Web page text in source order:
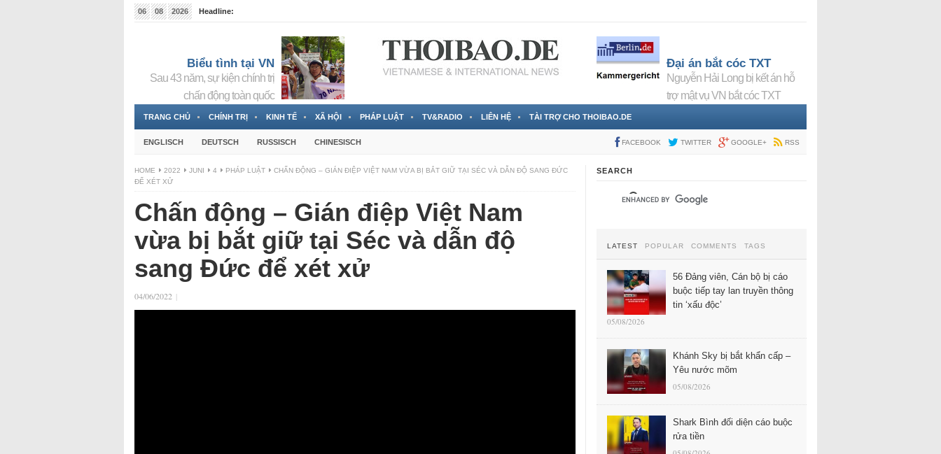
06 08 2026
Headline:
Biểu tình tại VN
Sau 43 năm, sự kiện chính trị
chấn động toàn quốc
Đại án bắt cóc TXT
Nguyễn Hải Long bị kết án hỗ
trợ mật vụ VN bắt cóc TXT
TRANG CHỦ CHÍNH TRỊ KINH TẾ XÃ HỘI PHÁP LUẬT TV&RADIO LIÊN HỆ TÀI TRỢ CHO THOIBAO.DE
ENGLISCH DEUTSCH RUSSISCH CHINESISCH FACEBOOK TWITTER GOOGLE+ RSS
HOME 2022 JUNI 4 PHÁP LUẬT
CHẤN ĐỘNG – GIÁN ĐIỆP VIỆT NAM VỪA BỊ BẮT GIỮ TẠI SÉC VÀ DẪN ĐỘ SANG ĐỨC
ĐỂ XÉT XỬ
Chấn động – Gián điệp Việt Nam
vừa bị bắt giữ tại Séc và dẫn độ
sang Đức để xét xử
04/06/2022 |
SEARCH
LATEST POPULAR COMMENTS TAGS
56 Đảng viên, Cán bộ bị cáo
buộc tiếp tay lan truyền thông
tin ‘xấu độc’
05/08/2026
Khánh Sky bị bắt khẩn cấp –
Yêu nước mõm
05/08/2026
Shark Bình đối diện cáo buộc
rửa tiền